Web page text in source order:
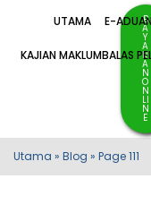
UTAMA E-ADUAN
KAJIAN MAKLUMBALAS
B
A
Y
A
R
A
N
O
N
LI
N
E
Utama » Blog » Page 111